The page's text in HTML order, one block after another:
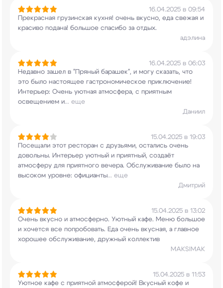
16.04.2025 в 09:54
Прекрасная грузинская кухня! очень вкусно, еда свежая и
красиво подана! большое спасибо за отдых.
адэлина
16.04.2025 в 06:03
Недавно зашел в "Пряный барашек", и могу сказать, что
это было настоящее гастрономическое приключение!
Интерьер: Очень уютная атмосфера, с приятным
освещением и... еще
Даниил
15.04.2025 в 19:03
Посещали этот ресторан с друзьями, остались очень
довольны. Интерьер уютный и приятный, создаёт
атмосферу для приятного вечера. Обслуживание было на
высоком уровне: официанты... еще
Дмитрий
15.04.2025 в 13:02
Очень вкусно и атмосферно. Уютный кафе. Меню большое
и хочется все попробовать. Еда очень вкусная, а главное
хорошее обслуживание, дружный коллектив
MAKSIMAK
15.04.2025 в 11:53
Уютное кафе с приятной атмосферой! Вкусный кофе и